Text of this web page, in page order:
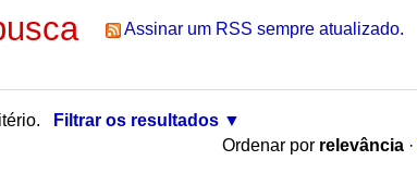
Assinar um RSS sempre atualizado.
Filtrar os resultados
Ordenar por relevância ·